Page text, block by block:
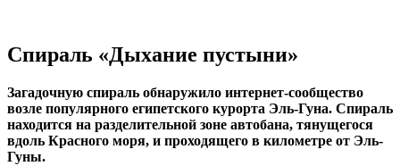
Спираль «Дыхание пустыни»
Загадочную спираль обнаружило интернет-сообщество
возле популярного египетского курорта Эль-Гуна. Спираль
находится на разделительной зоне автобана, тянущегося
вдоль Красного моря, и проходящего в километре от Эль-
Гуны.